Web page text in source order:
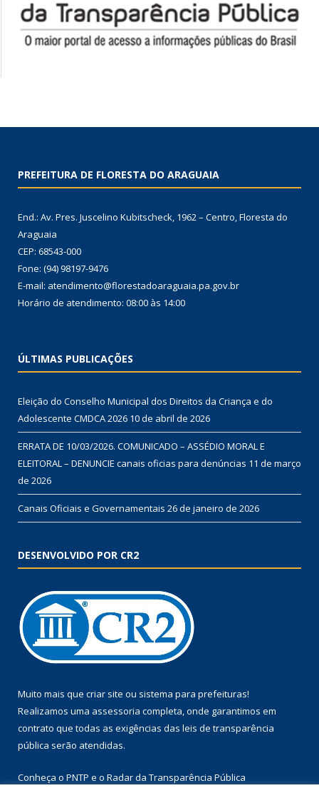
PREFEITURA DE FLORESTA DO ARAGUAIA
End.: Av. Pres. Juscelino Kubitscheck, 1962 – Centro, Floresta do
Araguaia
CEP: 68543-000
Fone: (94) 98197-9476
E-mail: atendimento@florestadoaraguaia.pa.gov.br
Horário de atendimento: 08:00 às 14:00
ÚLTIMAS PUBLICAÇÕES
Eleição do Conselho Municipal dos Direitos da Criança e do
Adolescente CMDCA 2026 10 de abril de 2026
ERRATA DE 10/03/2026. COMUNICADO – ASSÉDIO MORAL E
ELEITORAL – DENUNCIE canais oficias para denúncias 11 de março
de 2026
Canais Oficiais e Governamentais 26 de janeiro de 2026
DESENVOLVIDO POR CR2
Muito mais que criar site ou sistema para prefeituras!
Realizamos uma assessoria completa, onde garantimos em
contrato que todas as exigências das leis de transparência
pública serão atendidas.
Conheça o PNTP e o Radar da Transparência Pública